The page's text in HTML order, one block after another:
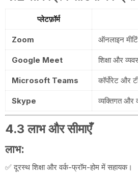
प्लेटफ़ॉर्म
Zoom ऑनलाइन
Google Meet शिक्षा और
Microsoft Teams कॉर्पोरेट और
Skype व्यक्तिगत और
4.3 लाभ और सीमाएँ
लाभ:
✅ दूरस्थ शिक्षा और वर्क-फ्रॉम-होम में सहायक।